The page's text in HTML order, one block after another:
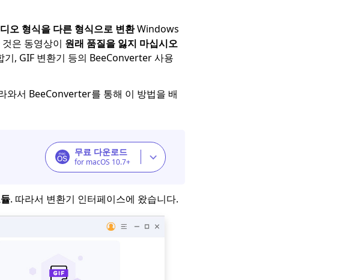
오 형식을 다른 형식으로 변환Windows
은 동영상이 원래 품질을 잃지 마십시오
기, GIF 변환기 등의 BeeConverter 사용
와서 BeeConverter를 통해 이 방법을 배
무료 다운로드
for macOS 10.7+
. 따라서 변환기 인터페이스에 왔습니다.